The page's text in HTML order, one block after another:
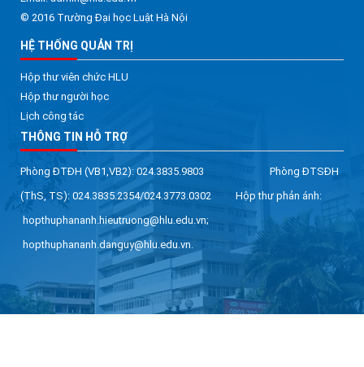
© 2016 Trường Đại học Luật Hà Nội
HỆ THỐNG QUẢN TRỊ
Hộp thư viên chức HLU
Hộp thư người học
Lịch công tác
THÔNG TIN HỖ TRỢ
Phòng ĐTĐH (VB1,VB2): 024.3835.9803 Phòng ĐTSĐH
(ThS, TS): 024.3835.2354/024.3773.0302 Hộp thư phản ánh:
hopthuphananh.hieutruong@hlu.edu.vn;
hopthuphananh.danguy@hlu.edu.vn.